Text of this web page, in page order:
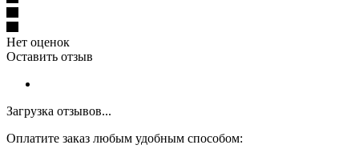
Нет оценок
Оставить отзыв
Загрузка отзывов...
Оплатите заказ любым удобным способом: